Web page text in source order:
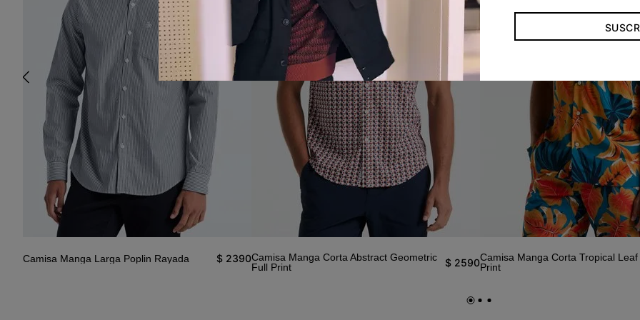
Camisa Manga Larga Poplin Rayada $ 2390Camisa Manga Corta Abstract Geometric
Full Print
$ 2590Camisa Manga Corta Tropical Leaf
Print